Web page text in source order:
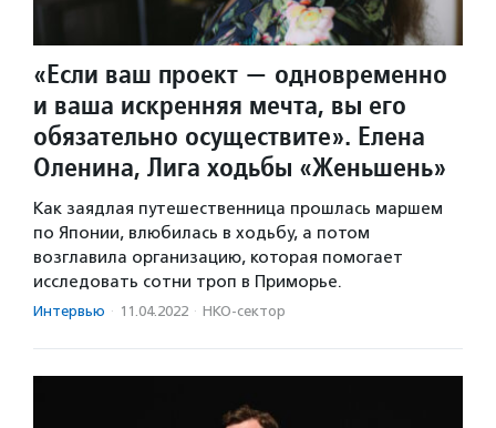
«Если ваш проект — одновременно
и ваша искренняя мечта, вы его
обязательно осуществите». Елена
Оленина, Лига ходьбы «Женьшень»
Как заядлая путешественница прошлась маршем
по Японии, влюбилась в ходьбу, а потом
возглавила организацию, которая помогает
исследовать сотни троп в Приморье.
Интервью · 11.04.2022 · НКО-сектор